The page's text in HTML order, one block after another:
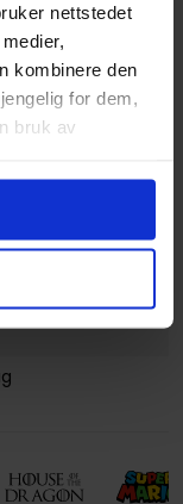
nettstedet
kombinere den
for dem,
bruk av